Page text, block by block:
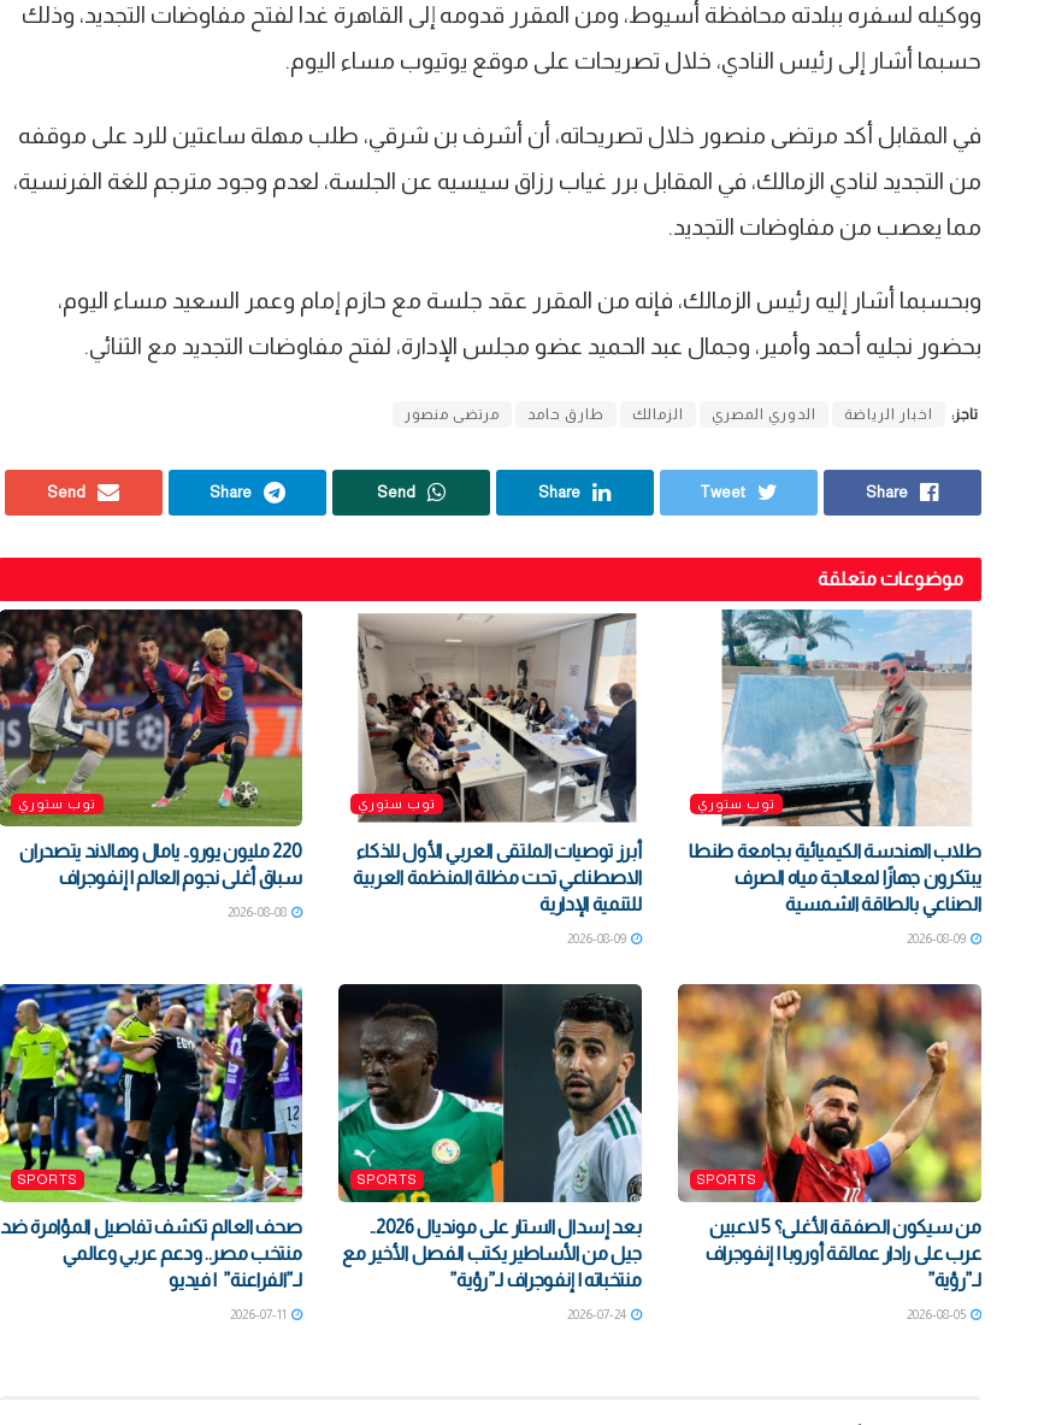
ووكيله لسفره ببلدته محافظة أسيوط، ومن المقرر قدومه إلى القاهرة غدا لفتح مفاوضات التجديد، وذلك
حسبما أشار إلى رئيس النادي، خلال تصريحات على موقع يوتيوب مساء اليوم.
في المقابل أكد مرتضى منصور خلال تصريحاته، أن أشرف بن شرقي، طلب مهلة ساعتين للرد على موقفه
من التجديد لنادي الزمالك، في المقابل برر غياب رزاق سيسيه عن الجلسة، لعدم وجود مترجم للغة الفرنسية،
مما يعصب من مفاوضات التجديد.
وبحسبما أشار إليه رئيس الزمالك، فإنه من المقرر عقد جلسة مع حازم إمام وعمر السعيد مساء اليوم،
بحضور نجليه أحمد وأمير، وجمال عبد الحميد عضو مجلس الإدارة، لفتح مفاوضات التجديد مع الثنائي.
تاجز: اخبار الرياضة الدوري المصري الزمالك طارق حامد مرتضى منصور
Share
Tweet
Share
Send
Share
Send
موضوعات متعلقة
توب ستوري
طلاب الهندسة الكيميائية بجامعة طنطا
يبتكرون جهازًا لمعالجة مياه الصرف
الصناعي بالطاقة الشمسية
2026-08-09
توب ستوري
أبرز توصيات الملتقى العربي الأول للذكاء
الاصطناعي تحت مظلة المنظمة العربية
للتنمية الإدارية
2026-08-09
توب ستوري
220 مليون يورو.. يامال وهالاند يتصدران
سباق أغلى نجوم العالم | إنفوجراف
2026-08-08
SPORTS
من سيكون الصفقة الأغلى؟ 5 لاعبين
عرب على رادار عمالقة أوروبا | إنفوجراف
لـ”رؤية”
2026-08-05
SPORTS
بعد إسدال الستار على مونديال 2026..
جيل من الأساطير يكتب الفصل الأخير مع
منتخباته | إنفوجراف لـ”رؤية”
2026-07-24
SPORTS
صحف العالم تكشف تفاصيل المؤامرة ضد
منتخب مصر.. ودعم عربي وعالمي
لـ”الفراعنة” | فيديو